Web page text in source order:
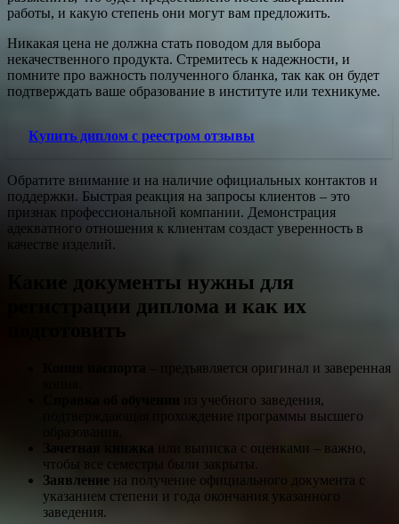
работы, и какую степень они могут вам предложить.
Никакая цена не должна стать поводом для выбора
некачественного продукта. Стремитесь к надежности, и
помните про важность полученного бланка, так как он будет
подтверждать ваше образование в институте или техникуме.
Купить диплом с реестром отзывы
Обратите внимание и на наличие официальных контактов и
поддержки. Быстрая реакция на запросы клиентов – это
признак профессиональной компании. Демонстрация
адекватного отношения к клиентам создаст уверенность в
качестве изделий.
Какие документы нужны для
регистрации диплома и как их
подготовить
– предъявляется оригинал и заверенная
из учебного заведения,
подтверждающая прохождение программы высшего
Зачетная книжка или выписка с оценками – важно,
чтобы все семестры были закрыты.
Заявление на получение официального документа с
указанием степени и года окончания указанного
заведения.